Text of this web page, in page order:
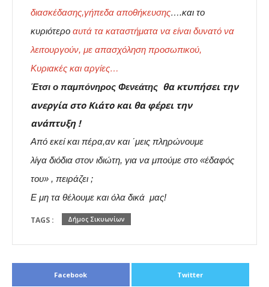
διασκέδασης,γήπεδα αποθήκευσης….και το
κυριότερο αυτά τα καταστήματα να είναι δυνατό να
λειτουργούν, με απασχόληση προσωπικού,
Κυριακές και αργίες…
Έτσι ο παμπόνηρος Φενεάτης θα κτυπήσει την
ανεργία στο Κιάτο και θα φέρει την
ανάπτυξη !
Από εκεί και πέρα,αν και ΄μεις πληρώνουμε
λίγα διόδια στον ιδιώτη, για να μπούμε στο «έδαφός
του» , πειράζει ;
Ε μη τα θέλουμε και όλα δικά μας!
TAGS : Δήμος Σικυωνίων
Facebook Twitter